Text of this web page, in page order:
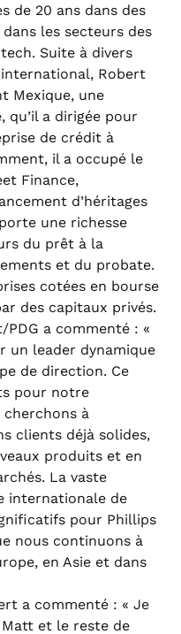
de 20 ans dans des
les secteurs des
Suite à divers
Robert
Mexique, une
a dirigée pour
de crédit à
il a occupé le
Finance,
d’héritages
une richesse
du prêt à la
et du probate.
cotées en bourse
des capitaux privés.
PDG a commenté : «
un leader dynamique
de direction. Ce
pour notre
à
clients déjà solides,
produits et en
La vaste
internationale de
pour Phillips
nous continuons à
en Asie et dans
a commenté : « Je
et le reste de